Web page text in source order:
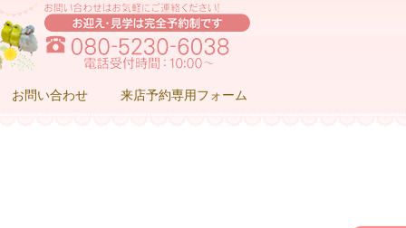
お問い合わせ 来店予約専用フォーム